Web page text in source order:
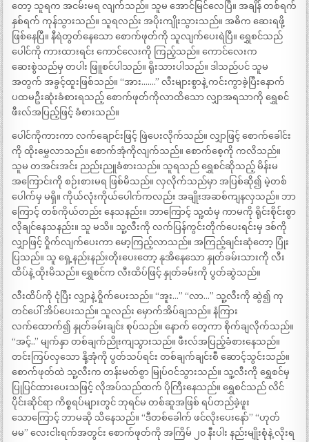
တော့ သူရက အငမ်းမရ လျက်သည်။ သူမ အောင်မြင်လေပြီ။ အချိန် တစ်ရက်
နှစ်ရက် ကုန်သွားသည်။ သူရလည်း အပိုးကျိုးသွားသည်။ အဓိက ဆေးရဖို့
ဖြစ်နေပြီ။ နီရဲတွတ်နေသော စောက်ဖုတ်ကို သူလျက်ပေးရဲပြီ။ ရွှေစင်သည်
ပေါင်ကို ကားထားရင်း ကောင်လေးကို ကြည့်သည်။ ကောင်လေးက
ဆေးစွဲသည်မှ တပါး ဖြူစင်ပါသည်။ ရိုးသားပါသည်။ ဒါသည်ပင် သူမ
အတွက် အခွင့်ထူးဖြစ်သည်။ “အား…….” လီးများစွာနဲ့ ကင်းကွာခဲ့ပြီးနောက်
ပထမဦးဆုံးခံစားရသည့် စောက်ဖုတ်ကိုလာထိသော လျှာအရသာကို ရွှေစင်
ဖီးလ်အပြည့်ဖြင့် ခံစားသည်။
ပေါင်ကိုကားကာ လက်ချောင်းဖြင့် ဖြဲပေးလိုက်သည်။ လျှာဖြင့် စောက်ခေါင်း
ကို ထိုးမွှေလာသည်။ စောက်အုံကိုလျက်သည်။ စောက်စေ့ကို ကလိသည်။
သူမ တအင်းအင်း ညည်းညူခံစားသည်။ သူရသည် ရွှေစင်ဆိုသည့် မိန်းမ
အကြောင်းကို စဉ်းစားမရ ဖြစ်မိသည်။ လှလိုက်သည်မှာ အပြစ်ဆို၍ မဲ့တစ်
ပေါက်မှ မရှိ။ ကိုယ်လုံးကိုယ်ပေါက်ကလည်း အချိုးအဆစ်ကျနလှသည်။ ဘာ
ကြောင့် တစ်ကိုယ်တည်း နေသနည်း။ ဘာကြောင့် သူ့ထံမှ ကာမကို ရိုင်းစိုင်းစွာ
လိုချင်နေသနည်း။ သူ မသိ။ သူ့လီးကို လက်ပြန်ကွင်းတိုက်ပေးရင်းမှ ဒစ်ကို
လျှာဖြင့် ဝှိုက်လျက်ပေးကာ မော့ကြည့်လာသည်။ အကြည့်ချင်းဆုံတော့ ပြုံး
ပြသည်။ သူ ရှေ့နည်းနည်းတိုးပေးတော့ နုအိနေသော နှုတ်ခမ်းသားကို လီး
ထိပ်နဲ့ ထိုးမိသည်။ ရွှေစင်က လီးထိပ်ဖြင့် နှုတ်ခမ်းကို ပွတ်ဆွဲသည်။
လီးထိပ်ကို ငုံပြီး လျှာနဲ့ ဝှိုက်ပေးသည်။ “အူး…” “လာ…” သူ့လီးကို ဆွဲ၍ ကု
တင်ပေါ် အိပ်ပေးသည်။ သူလည်း မှောက်အိပ်ချသည်။ နံကြား
လက်ထောက်၍ နှုတ်ခမ်းချင်း စုပ်သည်။ နောက် တေ့ကာ စိုက်ချလိုက်သည်။
“အင့်..” မျက်နှာ တစ်ချက်ညိုးကျသွားသည်။ ဖီးလ်အပြည့်ခံစားနေသည်။
တင်းကြပ်လှသော နို့အုံကို ပွတ်သပ်ရင်း တစ်ချက်ချင်းစီ ဆောင့်သွင်းသည်။
စောက်ဖုတ်ထဲ သူ့လီးက တန်းမတ်စွာ မြုပ်ဝင်သွားသည်။ သူ့လီးကို ရွှေစင်မှ
ပြုပြင်ထားပေးသဖြင့် လိုအပ်သည်ထက် ပိုကြီးနေသည်။ ရွှေစင်သည် လိင်
ပိုင်းဆိုင်ရာ ကိစ္စရပ်များတွင် ဘုရင်မ တစ်ဆူအဖြစ် ရပ်တည်ခဲ့ဖူး
သောကြောင့် ဘာမဆို သိနေသည်။ “ဒီတစ်ခေါက် ဖင်လိုးပေးနော်” “ဟုတ်
မမ” လေးငါးရက်အတွင်း စောက်ဖုတ်ကို အကြိမ် ၂၀ နီးပါး နည်းမျိုးစုံနဲ့ လိုးရ